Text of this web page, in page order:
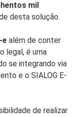
mil
desta solução.
e além de conter
legal, é uma
se integrando via
e o SIALOG E-
de realizar